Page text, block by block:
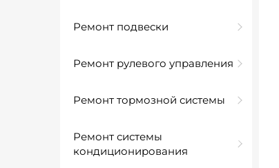
Ремонт подвески
Ремонт рулевого управления
Ремонт тормозной системы
Ремонт системы
кондиционирования